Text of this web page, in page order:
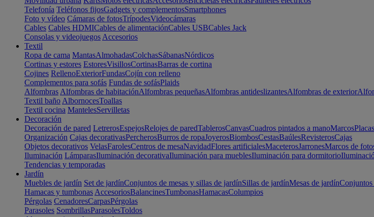
Telefonía Teléfonos fijosGadgets y complementosSmartphones
Foto y vídeo Cámaras de fotosTrípodesVideocámaras
Cables Cables HDMICables de alimentaciónCables USBCables Jack
Consolas y videojuegos Accesorios
Textil
Ropa de cama MantasAlmohadasColchasSábanasNórdicos
Cortinas y estores EstoresVisillosCortinasBarras de cortina
Cojines RellenoExteriorFundasCojín con relleno
Complementos para sofás Fundas de sofásPlaids
Alfombras Alfombras de habitaciónAlfombras pequeñasAlfombras antideslizantesAlfombras de exterior
Textil baño AlbornocesToallas
Textil cocina MantelesServilletas
Decoración
Decoración de pared LetrerosEspejosRelojes de paredTablerosCanvasCuadros pintados a manoMarcos
Organización Cajas decorativasPercherosBurros de ropaJoyerosBiombosCestasBaúlesRevisterosCajas
Objetos decorativos VelasFarolesCentros de mesaNavidadFlores artificialesMaceterosJarronesMarcos de
Iluminación LámparasIluminación decorativaIluminación para mueblesIluminación para dormitorio
Tendencias y temporadas
Jardín
Muebles de jardín Set de jardínConjuntos de mesas y sillas de jardínSillas de jardínMesas de jardínConjuntos
Hamacas y tumbonas AccesoriosBalancinesTumbonasHamacasColumpios
Pérgolas CenadoresCarpasPérgolas
Parasoles SombrillasParasolesToldos